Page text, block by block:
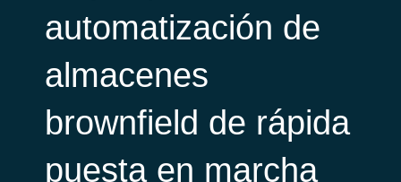
automatización de
almacenes
brownfield de rápida
puesta en marcha